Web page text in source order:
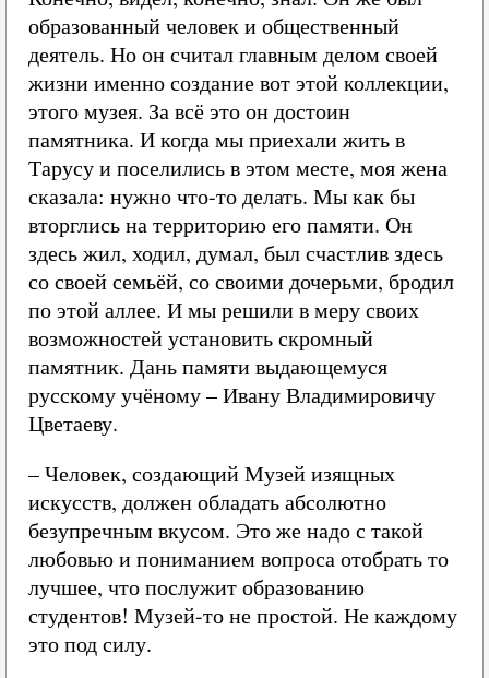
образованный человек и общественный
деятель. Но он считал главным делом своей
жизни именно создание вот этой коллекции,
этого музея. За всё это он достоин
памятника. И когда мы приехали жить в
Тарусу и поселились в этом месте, моя жена
сказала: нужно что-то делать. Мы как бы
вторглись на территорию его памяти. Он
здесь жил, ходил, думал, был счастлив здесь
со своей семьёй, со своими дочерьми, бродил
по этой аллее. И мы решили в меру своих
возможностей установить скромный
памятник. Дань памяти выдающемуся
русскому учёному – Ивану Владимировичу
Цветаеву.
– Человек, создающий Музей изящных
искусств, должен обладать абсолютно
безупречным вкусом. Это же надо с такой
любовью и пониманием вопроса отобрать то
лучшее, что послужит образованию
студентов! Музей-то не простой. Не каждому
это под силу.